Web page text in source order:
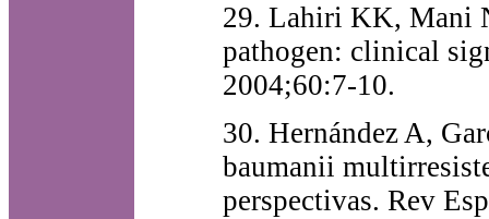
29. Lahiri KK, Mani
pathogen: clinical
2004;60:7-10.
30. Hernández A,
baumanii
perspectivas. Rev